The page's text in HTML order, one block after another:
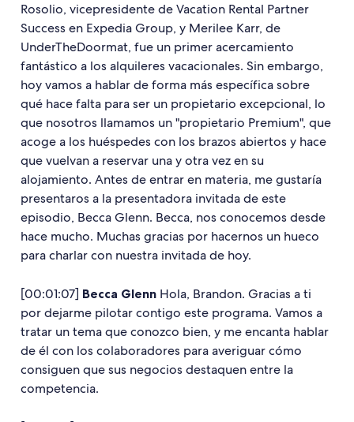
Rosolio, vicepresidente de Vacation Rental Partner
Success en Expedia Group, y Merilee Karr, de
UnderTheDoormat, fue un primer acercamiento
fantástico a los alquileres vacacionales. Sin embargo,
hoy vamos a hablar de forma más específica sobre
qué hace falta para ser un propietario excepcional, lo
que nosotros llamamos un "propietario Premium", que
acoge a los huéspedes con los brazos abiertos y hace
que vuelvan a reservar una y otra vez en su
alojamiento. Antes de entrar en materia, me gustaría
presentaros a la presentadora invitada de este
episodio, Becca Glenn. Becca, nos conocemos desde
hace mucho. Muchas gracias por hacernos un hueco
para charlar con nuestra invitada de hoy.
[00:01:07] Becca Glenn Hola, Brandon. Gracias a ti
por dejarme pilotar contigo este programa. Vamos a
tratar un tema que conozco bien, y me encanta hablar
de él con los colaboradores para averiguar cómo
consiguen que sus negocios destaquen entre la
competencia.